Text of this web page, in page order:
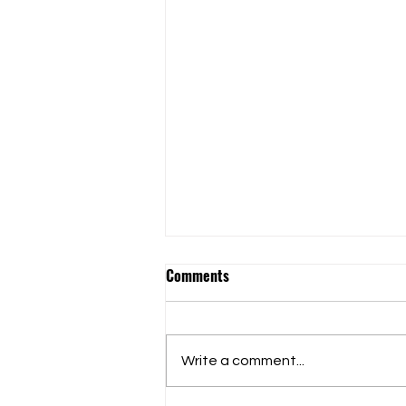
Comments
Write a comment...